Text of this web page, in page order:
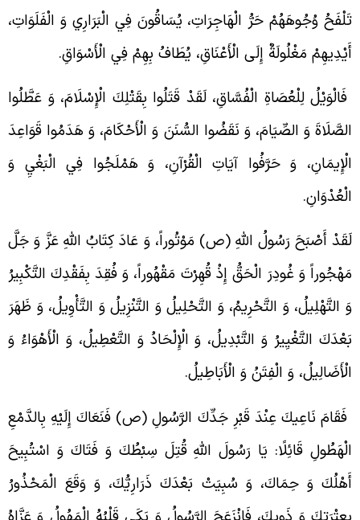
وُجُوهَهُمْ حَرُّ الْهَاجِرَاتِ، يُسَاقُونَ فِي الْبَرَارِي وَ الْفَلَوَاتِ،
مَغْلُولَةٌ إِلَى الْأَعْنَاقِ، يُطَافُ بِهِمْ فِي الْأَسْوَاقِ.
لِلْعُصَاةِ الْفُسَّاقِ، لَقَدْ قَتَلُوا بِقَتْلِكَ الْإِسْلَامَ، وَ عَطَّلُوا
وَ الصِّيَامَ، وَ نَقَضُوا السُّنَنَ وَ الْأَحْكَامَ، وَ هَدَمُوا قَوَاعِدَ
وَ حَرَّفُوا آيَاتِ الْقُرْآنِ، وَ هَمْلَجُوا فِي الْبَغْيِ وَ
أَصْبَحَ رَسُولُ اللَّهِ (ص) مَوْتُوراً، وَ عَادَ كِتَابُ اللَّهِ عَزَّ وَ جَلَّ
وَ غُودِرَ الْحَقُّ إِذْ قُهِرْتَ مَقْهُوراً، وَ فُقِدَ بِفَقْدِكَ التَّكْبِيرُ
التَّهْلِيلُ، وَ التَّحْرِيمُ، وَ التَّحْلِيلُ‏ وَ التَّنْزِيلُ وَ التَّأْوِيلُ، وَ ظَهَرَ
التَّغْيِيرُ وَ التَّبْدِيلُ، وَ الْإِلْحَادُ وَ التَّعْطِيلُ، وَ الْأَهْوَاءُ وَ
وَ الْفِتَنُ وَ الْأَبَاطِيلُ.
نَاعِيكَ عِنْدَ قَبْرِ جَدِّكَ الرَّسُولِ (ص) فَنَعَاكَ إِلَيْهِ بِالدَّمْعِ
قَائِلًا: يَا رَسُولَ اللَّهِ قُتِلَ سِبْطُكَ وَ فَتَاكَ وَ اسْتُبِيحَ
وَ حِمَاكَ، وَ سُبِيَتْ بَعْدَكَ ذَرَارِيُّكَ، وَ وَقَعَ الْمَحْذُورُ